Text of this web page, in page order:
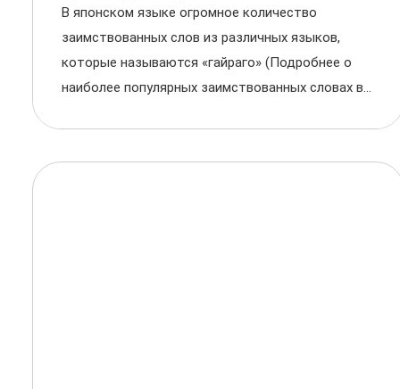
В японском языке огромное количество
заимствованных слов из различных языков,
которые называются «гайраго» (Подробнее о
наиболее популярных заимствованных словах в...